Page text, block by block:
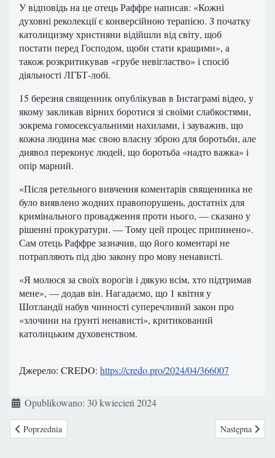
У відповідь на це отець Раффре написав: «Кожні
духовні реколекції є конверсійною терапією. З початку
католицизму християни відійшли від світу, щоб
постати перед Господом, щоби стати кращими», а
також розкритикував «грубе невігластво» і спосіб
діяльності ЛГБТ-лобі.
15 березня священник опублікував в Інстаграмі відео, у
якому закликав вірних боротися зі своїми слабкостями,
зокрема гомосексуальними нахилами, і зауважив, що
кожна людина має свою власну зброю для боротьби, але
диявол переконує людей, що боротьба «надто важка» і
опір марний.
«Після ретельного вивчення коментарів священника не
було виявлено жодних правопорушень, достатніх для
кримінального провадження проти нього, — сказано у
рішенні прокуратури. — Тому цей процес припинено».
Сам отець Раффре зазначив, що його коментарі не
потрапляють під дію закону про мову ненависті.
«Я молюся за своїх ворогів і дякую всім, хто підтримав
мене», — додав він. Нагадаємо, що 1 квітня у
Шотландії набув чинності суперечливий закон про
«злочини на ґрунті ненависті», критикований
католицьким духовенством.
Джерело: CREDO: https://credo.pro/2024/04/366007
Szczegóły
Opublikowano: 30 kwiecień 2024
Poprzednia strona: ‘Росіяни цілеспрямовано вивозили українських
Poprzednia Następna
Następna